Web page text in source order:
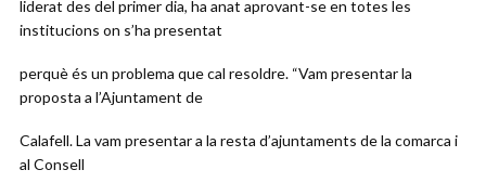
liderat des del primer dia, ha anat aprovant-se en totes les
institucions on s’ha presentat
perquè és un problema que cal resoldre. “Vam presentar la
proposta a l’Ajuntament de
Calafell. La vam presentar a la resta d’ajuntaments de la comarca i
al Consell